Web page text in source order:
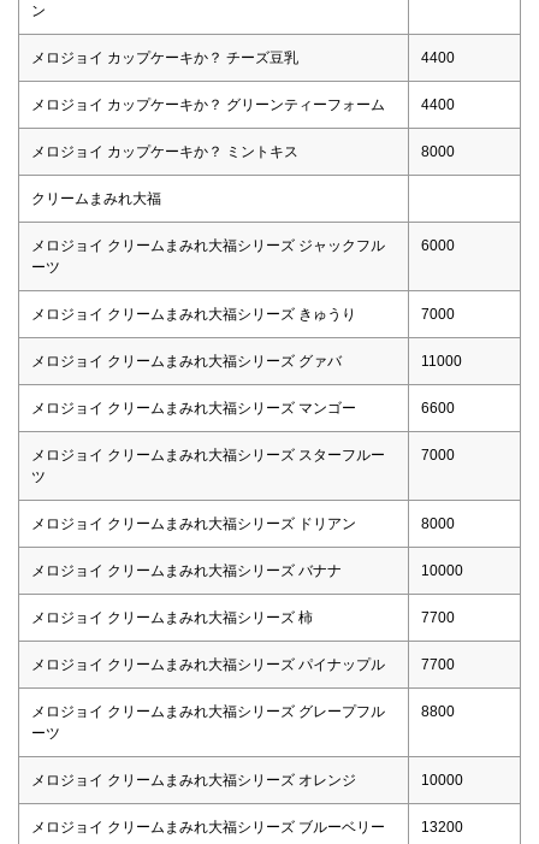
ン
メロジョイ カップケーキか？ チーズ豆乳 4400
メロジョイ カップケーキか？ グリーンティーフォーム 4400
メロジョイ カップケーキか？ ミントキス 8000
クリームまみれ大福
メロジョイ クリームまみれ大福シリーズ ジャックフル
ーツ
6000
メロジョイ クリームまみれ大福シリーズ きゅうり 7000
メロジョイ クリームまみれ大福シリーズ グァバ 11000
メロジョイ クリームまみれ大福シリーズ マンゴー 6600
メロジョイ クリームまみれ大福シリーズ スターフルー
ツ
7000
メロジョイ クリームまみれ大福シリーズ ドリアン 8000
メロジョイ クリームまみれ大福シリーズ バナナ 10000
メロジョイ クリームまみれ大福シリーズ 柿 7700
メロジョイ クリームまみれ大福シリーズ パイナップル 7700
メロジョイ クリームまみれ大福シリーズ グレープフル
ーツ
8800
メロジョイ クリームまみれ大福シリーズ オレンジ 10000
メロジョイ クリームまみれ大福シリーズ ブルーベリー 13200